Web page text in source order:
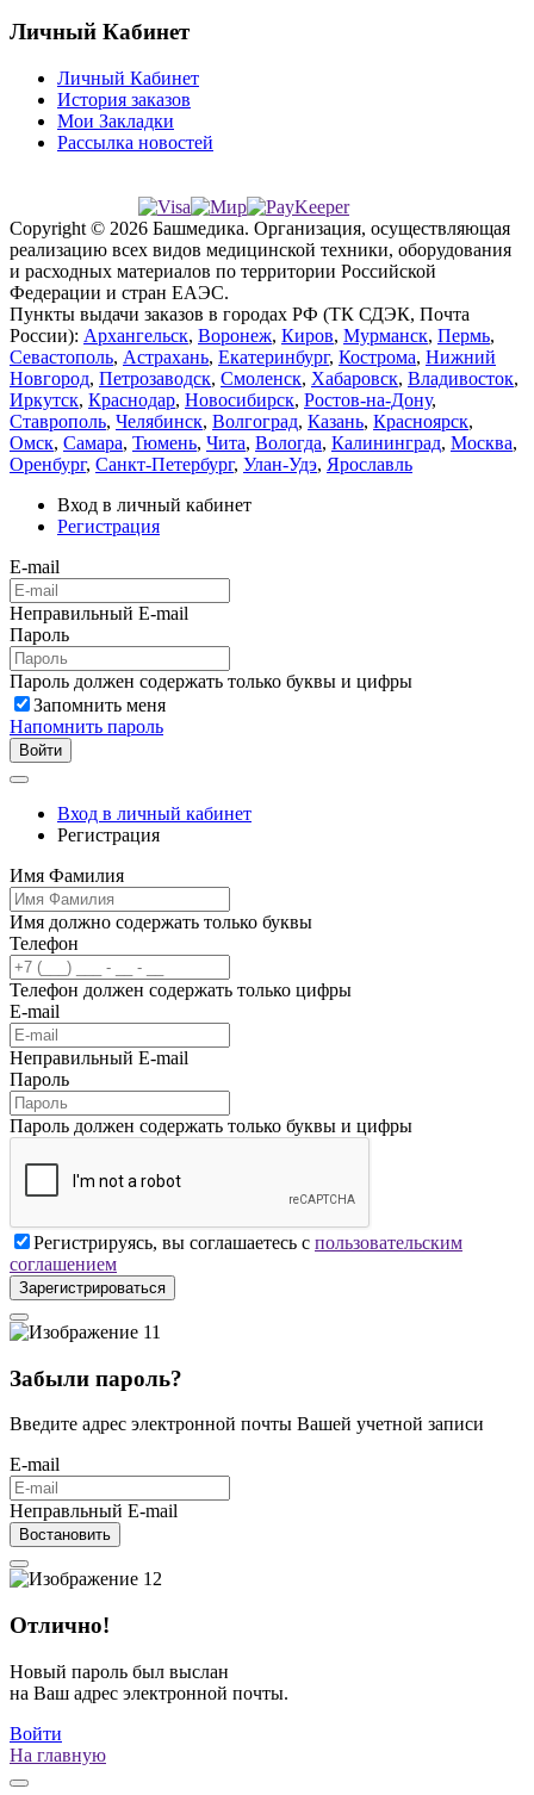
Личный Кабинет
Личный Кабинет
История заказов
Мои Закладки
Рассылка новостей
Copyright © 2026 Башмедика. Организация, осуществляющая
реализацию всех видов медицинской техники, оборудования
и расходных материалов по территории Российской
Федерации и стран ЕАЭС.
Пункты выдачи заказов в городах РФ (ТК СДЭК, Почта
России): Архангельск, Воронеж, Киров, Мурманск, Пермь,
Севастополь, Астрахань, Екатеринбург, Кострома, Нижний
Новгород, Петрозаводск, Смоленск, Хабаровск, Владивосток,
Иркутск, Краснодар, Новосибирск, Ростов-на-Дону,
Ставрополь, Челябинск, Волгоград, Казань, Красноярск,
Омск, Самара, Тюмень, Чита, Вологда, Калининград, Москва,
Оренбург, Санкт-Петербург, Улан-Удэ, Ярославль
Вход в личный кабинет
Регистрация
E-mail
Неправильный E-mail
Пароль
Пароль должен содержать только буквы и цифры
Запомнить меня
Напомнить пароль
Войти
Вход в личный кабинет
Регистрация
Имя Фамилия
Имя должно содержать только буквы
Телефон
Телефон должен содержать только цифры
E-mail
Неправильный E-mail
Пароль
Пароль должен содержать только буквы и цифры
Регистрируясь, вы соглашаетесь с пользовательским
соглашением
Зарегистрироваться
Забыли пароль?
Введите адрес электронной почты Вашей учетной записи
E-mail
Неправльный E-mail
Востановить
Отлично!
Новый пароль был выслан
на Ваш адрес электронной почты.
Войти
На главную